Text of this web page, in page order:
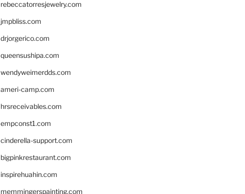
rebeccatorresjewelry.com
jmpbliss.com
drjorgerico.com
queensushipa.com
wendyweimerdds.com
ameri-camp.com
hrsreceivables.com
empconst1.com
cinderella-support.com
bigpinkrestaurant.com
inspirehuahin.com
memmingerspainting.com